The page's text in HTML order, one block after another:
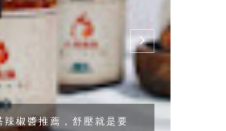
辣椒醬推薦，舒壓就是要